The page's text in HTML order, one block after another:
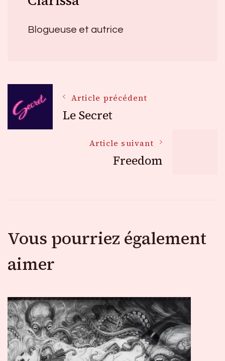
Blogueuse et autrice
Navigation
des
Article précédent
Le Secret
Article suivant
Freedom
Vous pourriez également
aimer